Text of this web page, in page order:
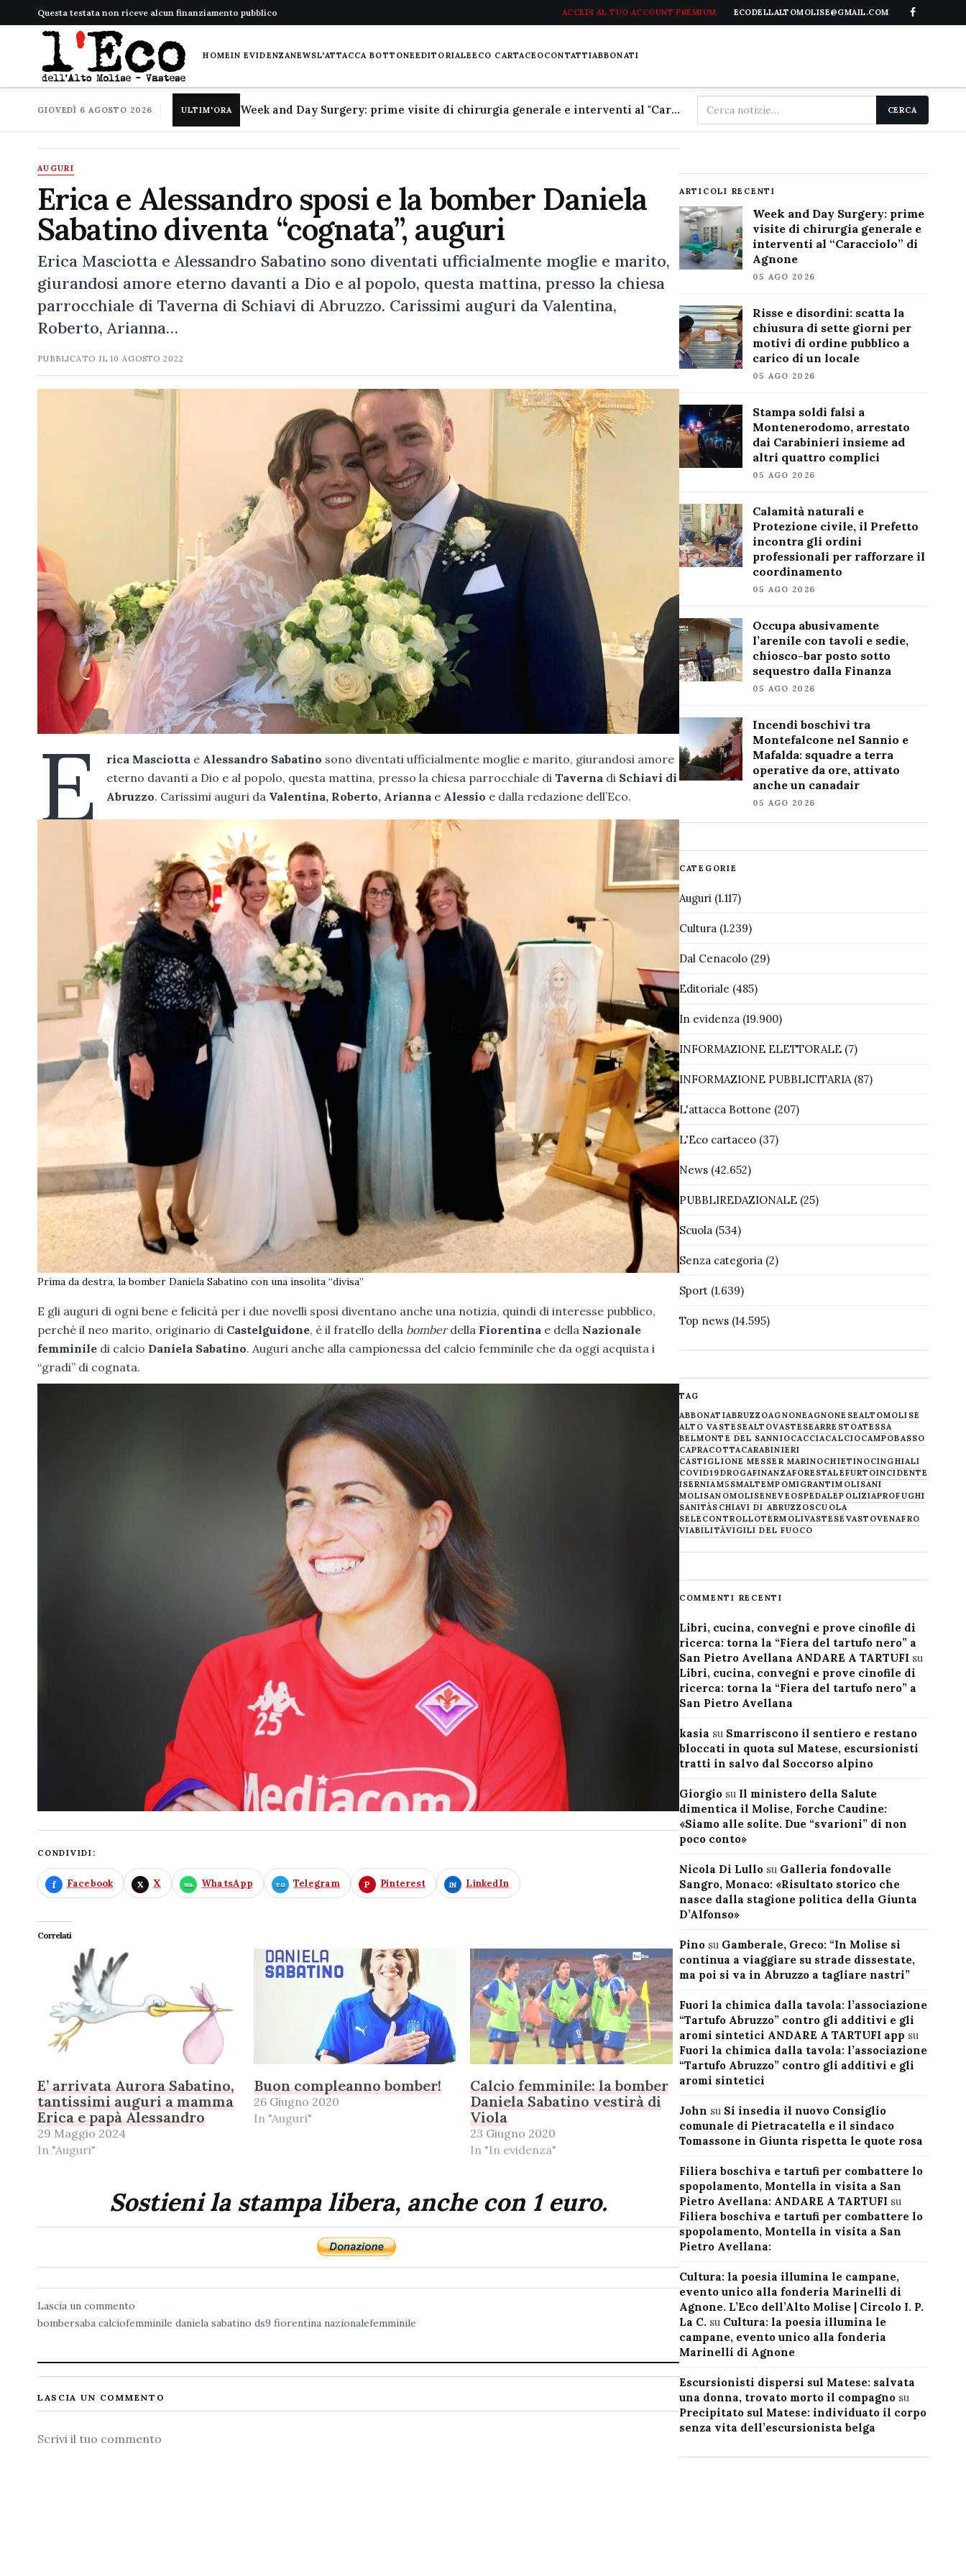
Questa testata non riceve alcun finanziamento pubblico ACCEDI AL TUO ACCOUNT PREMIUM ECODELLALTOMOLISE@GMAIL.COM
HOMEIN EVIDENZANEWSL'ATTACCA BOTTONEEDITORIALEECO CARTACEOCONTATTIABBONATI
GIOVEDÌ 6 AGOSTO 2026 ULTIM'ORA Week and Day Surgery: prime visite di chirurgia generale e interventi al "Caracciolo" di Agnone
Cerca
nel
CERCA
AUGURI
Erica e Alessandro sposi e la bomber Daniela
Sabatino diventa “cognata”, auguri
Erica Masciotta e Alessandro Sabatino sono diventati ufficialmente moglie e marito,
giurandosi amore eterno davanti a Dio e al popolo, questa mattina, presso la chiesa
parrocchiale di Taverna di Schiavi di Abruzzo. Carissimi auguri da Valentina,
Roberto, Arianna…
PUBBLICATO IL10 AGOSTO 2022
E rica Masciotta e Alessandro Sabatino sono diventati ufficialmente moglie e marito, giurandosi amore
eterno davanti a Dio e al popolo, questa mattina, presso la chiesa parrocchiale di Taverna di Schiavi di
Abruzzo. Carissimi auguri da Valentina, Roberto, Arianna e Alessio e dalla redazione dell’Eco.
Prima da destra, la bomber Daniela Sabatino con una insolita “divisa”
E gli auguri di ogni bene e felicità per i due novelli sposi diventano anche una notizia, quindi di interesse pubblico,
perché il neo marito, originario di Castelguidone, è il fratello della bomberdella Fiorentina e della Nazionale
femminile di calcio Daniela Sabatino. Auguri anche alla campionessa del calcio femminile che da oggi acquista i
“gradi” di cognata.
CONDIVIDI:
Facebook X WhatsApp Telegram Pinterest LinkedIn
Correlati
E’ arrivata Aurora Sabatino,
tantissimi auguri a mamma
Erica e papà Alessandro
29 Maggio 2024
In "Auguri"
Buon compleanno bomber!
26 Giugno 2020
In "Auguri"
Calcio femminile: la bomber
Daniela Sabatino vestirà di
Viola
23 Giugno 2020
In "In evidenza"
Sostieni la stampa libera, anche con 1 euro.
Lascia un commento
bombersaba calciofemminile daniela sabatino ds9 fiorentina nazionalefemminile
LASCIA UN COMMENTO
Commento
ARTICOLI RECENTI
Week and Day Surgery: prime
visite di chirurgia generale e
interventi al “Caracciolo” di
Agnone
05 AGO 2026
Risse e disordini: scatta la
chiusura di sette giorni per
motivi di ordine pubblico a
carico di un locale
05 AGO 2026
Stampa soldi falsi a
Montenerodomo, arrestato
dai Carabinieri insieme ad
altri quattro complici
05 AGO 2026
Calamità naturali e
Protezione civile, il Prefetto
incontra gli ordini
professionali per rafforzare il
coordinamento
05 AGO 2026
Occupa abusivamente
l’arenile con tavoli e sedie,
chiosco-bar posto sotto
sequestro dalla Finanza
05 AGO 2026
Incendi boschivi tra
Montefalcone nel Sannio e
Mafalda: squadre a terra
operative da ore, attivato
anche un canadair
05 AGO 2026
CATEGORIE
Auguri(1.117)
Cultura(1.239)
Dal Cenacolo(29)
Editoriale (485)
In evidenza(19.900)
INFORMAZIONE ELETTORALE(7)
INFORMAZIONE PUBBLICITARIA(87)
L'attacca Bottone (207)
L'Eco cartaceo(37)
News(42.652)
PUBBLIREDAZIONALE(25)
Scuola(534)
Senza categoria(2)
Sport(1.639)
Top news(14.595)
TAG
ABBONATIABRUZZOAGNONEAGNONESEALTOMOLISE
ALTO VASTESEALTOVASTESEARRESTOATESSA
BELMONTE DEL SANNIOCACCIACALCIOCAMPOBASSO
CAPRACOTTACARABINIERI
CASTIGLIONE MESSER MARINOCHIETINOCINGHIALI
COVID19DROGAFINANZAFORESTALEFURTOINCIDENTE
ISERNIAM5SMALTEMPOMIGRANTIMOLISANI
MOLISANOMOLISENEVE OSPEDALEPOLIZIAPROFUGHI
SANITÀSCHIAVI DI ABRUZZOSCUOLA
SELECONTROLLOTERMOLIVASTESE VASTOVENAFRO
VIABILITÀVIGILI DEL FUOCO
COMMENTI RECENTI
Libri, cucina, convegni e prove cinofile di
ricerca: torna la “Fiera del tartufo nero” a
San Pietro Avellana ANDARE A TARTUFI su
Libri, cucina, convegni e prove cinofile di
ricerca: torna la “Fiera del tartufo nero” a
San Pietro Avellana
kasia su Smarriscono il sentiero e restano
bloccati in quota sul Matese, escursionisti
tratti in salvo dal Soccorso alpino
Giorgiosu Il ministero della Salute
dimentica il Molise, Forche Caudine:
«Siamo alle solite. Due “svarioni” di non
poco conto»
Nicola Di Lullosu Galleria fondovalle
Sangro, Monaco: «Risultato storico che
nasce dalla stagione politica della Giunta
D’Alfonso»
Pinosu Gamberale, Greco: “In Molise si
continua a viaggiare su strade dissestate,
ma poi si va in Abruzzo a tagliare nastri”
Fuori la chimica dalla tavola: l’associazione
“Tartufo Abruzzo” contro gli additivi e gli
aromi sintetici ANDARE A TARTUFI app su
Fuori la chimica dalla tavola: l’associazione
“Tartufo Abruzzo” contro gli additivi e gli
aromi sintetici
John su Si insedia il nuovo Consiglio
comunale di Pietracatella e il sindaco
Tomassone in Giunta rispetta le quote rosa
Filiera boschiva e tartufi per combattere lo
spopolamento, Montella in visita a San
Pietro Avellana: ANDARE A TARTUFI su
Filiera boschiva e tartufi per combattere lo
spopolamento, Montella in visita a San
Pietro Avellana:
Cultura: la poesia illumina le campane,
evento unico alla fonderia Marinelli di
Agnone. L’Eco dell’Alto Molise | Circolo I. P.
La C. su Cultura: la poesia illumina le
campane, evento unico alla fonderia
Marinelli di Agnone
Escursionisti dispersi sul Matese: salvata
una donna, trovato morto il compagnosu
Precipitato sul Matese: individuato il corpo
senza vita dell’escursionista belga